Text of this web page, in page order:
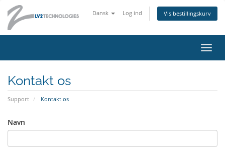
Dansk Log ind Vis bestillingskurv
Skift
Kontakt os
Support Kontakt os
Navn